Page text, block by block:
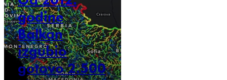
godine
Balkan
izgubio
gotovo 2.500